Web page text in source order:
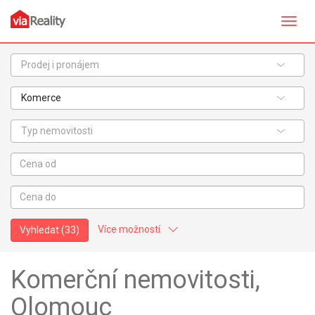
Prodej i pronájem
Komerce
Typ nemovitosti
Vyhledat(33) Více možností
Velmi dobrý
Komerční nemovitosti,
Olomouc